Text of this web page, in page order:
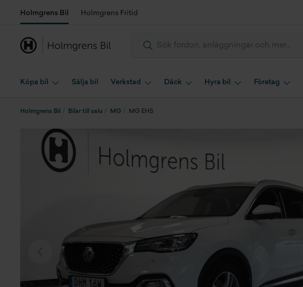
Holmgrens Bil Holmgrens Fritid
Köpa bil Sälja bil Verkstad Däck Hyra bil Företag
Holmgrens Bil Bilar till salu MG MG EHS